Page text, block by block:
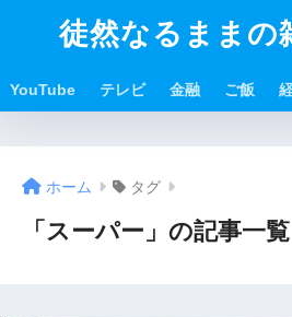
徒然なるままの
YouTube テレビ 金融 ご飯
ホーム タグ
「スーパー」の記事一覧